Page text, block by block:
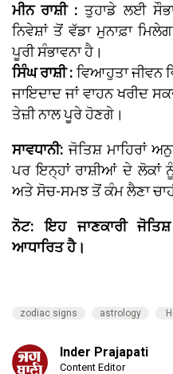
ਮੀਨ ਰਾਸ਼ੀ :ਤੁਹਾਡੇ ਲਈ
ਨਿਵੇਸ਼ਾਂ ਤੋਂ ਵੱਡਾ ਮੁਨਾਫ਼ਾ
ਪੂਰੀ ਸੰਭਾਵਨਾ ਹੈ।
ਸਿੰਘ ਰਾਸ਼ੀ : ਵਿਆਹੁਤਾ ਜੀਵਨ
ਜਾਇਦਾਦ ਜਾਂ ਵਾਹਨ ਖਰੀਦ
ਤੇਜ਼ੀ ਨਾਲ ਪੂਰੇ ਹੋਣਗੇ।
ਸਾਵਧਾਨੀ:ਜੋਤਿਸ਼ ਮਾਹਿਰਾਂ
ਪਰ ਇਨ੍ਹਾਂ ਰਾਸ਼ੀਆਂ ਦੇ ਲੋਕਾਂ
ਅਤੇ ਸੋਚ-ਸਮਝ ਤੋਂ ਕੰਮ ਲੈਣਾ
ਨੋਟ: ਇਹ ਜਾਣਕਾਰੀ
ਆਧਾਰਿਤ ਹੈ।
zodiac signs astrology
Inder Prajapati
Content Editor